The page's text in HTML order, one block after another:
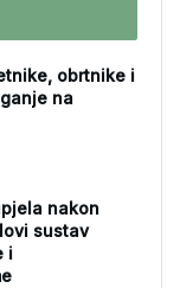
obrtnike i
na
nakon
sustav
i